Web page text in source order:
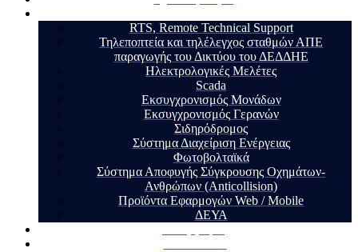
RTS, Remote Technical Support
Τηλεποπτεία και τηλέλεγχος σταθμών ΑΠΕ
παραγωγής του Δικτύου του ΔΕΔΔΗΕ
Ηλεκτρολογικές Μελέτες
Scada
Εκσυγχρονισμός Μονάδων
Εκσυγχρονισμός Γερανών
Σιδηρόδρομος
Σύστημα Διαχείριση Ενέργειας
Φωτοβολταϊκά
Σύστημα Αποφυγής Σύγκρουσης Οχημάτων-
Ανθρώπων (Anticollision)
Προϊόντα Εφαρμογών Web / Mobile
ΔΕΥΑ